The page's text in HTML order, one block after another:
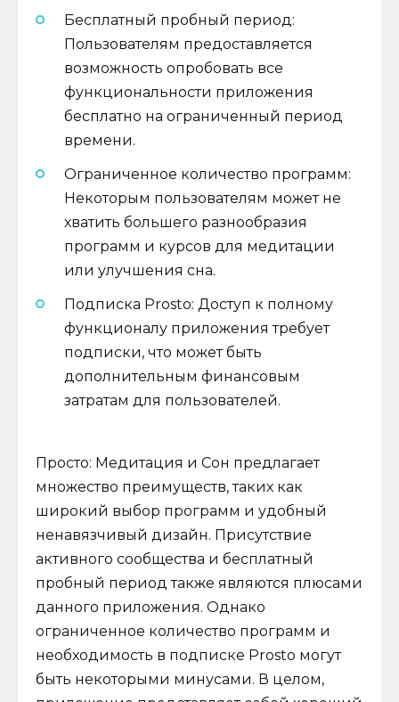
Бесплатный пробный период:
Пользователям предоставляется
возможность опробовать все
функциональности приложения
бесплатно на ограниченный период
времени.
Ограниченное количество программ:
Некоторым пользователям может не
хватить большего разнообразия
программ и курсов для медитации
или улучшения сна.
Подписка Prosto: Доступ к полному
функционалу приложения требует
подписки, что может быть
дополнительным финансовым
затратам для пользователей.
Просто: Медитация и Сон предлагает
множество преимуществ, таких как
широкий выбор программ и удобный
ненавязчивый дизайн. Присутствие
активного сообщества и бесплатный
пробный период также являются плюсами
данного приложения. Однако
ограниченное количество программ и
необходимость в подписке Prosto могут
быть некоторыми минусами. В целом,